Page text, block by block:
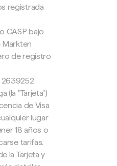
registrada
CASP bajo
Markten
de registro
2639252
(la "Tarjeta")
de Visa
lugar
18 años o
tarifas.
la Tarjeta y